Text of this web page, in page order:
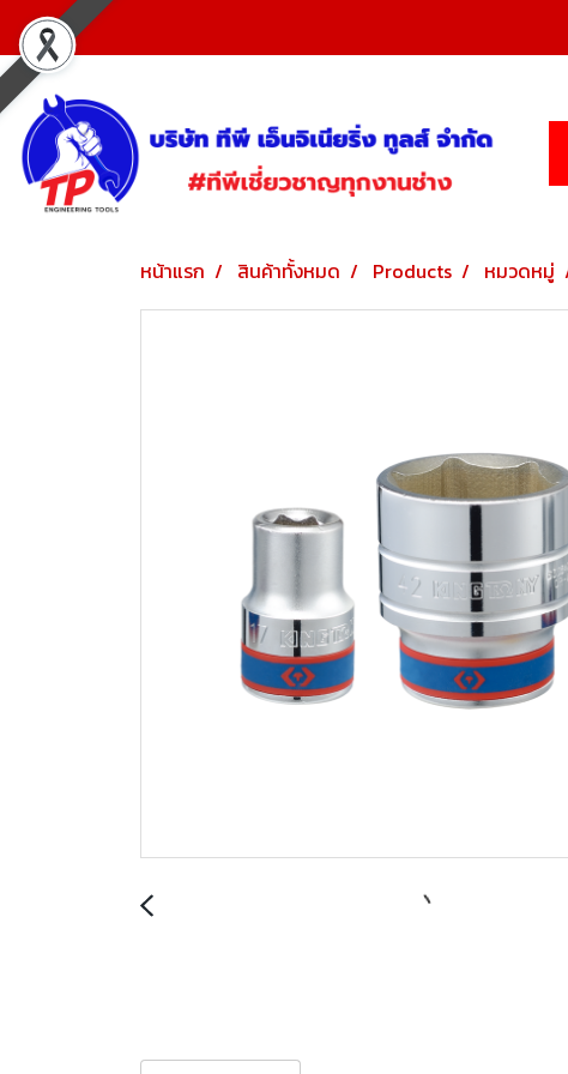
หน้าแรก สินค้าทั้งหมด Products หมวดหมู่